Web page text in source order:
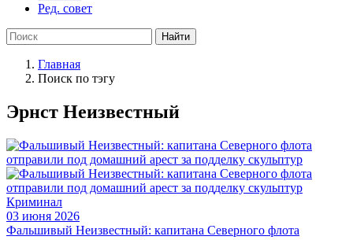
Ред. совет
Главная
Поиск по тэгу
Эрнст Неизвестный
Криминал
03 июня 2026
Фальшивый Неизвестный: капитана Северного флота